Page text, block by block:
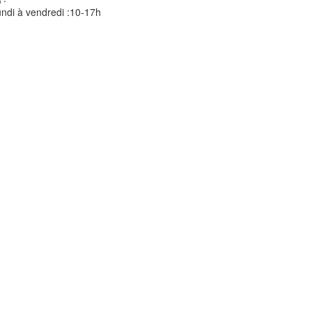
à vendredi :10-17h